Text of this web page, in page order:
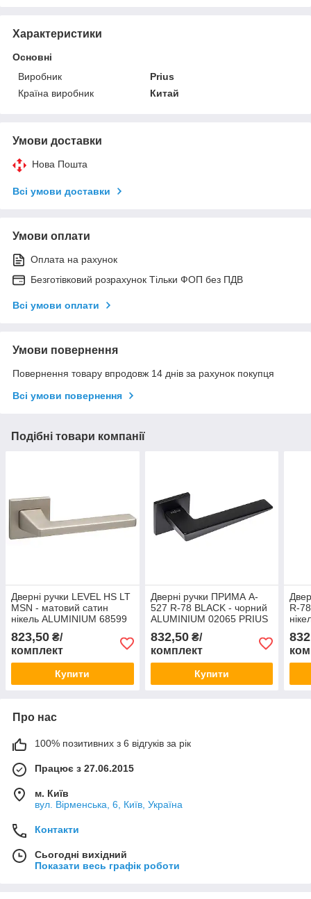
Характеристики
Основні
Виробник
Prius
Країна виробник
Китай
Умови доставки
Нова Пошта
Всі умови доставки
Умови оплати
Оплата на рахунок
Безготівковий розрахунок Тільки ФОП без ПДВ
Всі умови оплати
Умови повернення
Повернення товару впродовж 14 днів за рахунок покупця
Всі умови повернення
Подібні товари компанії
Дверні ручки LEVEL HS LT
MSN - матовий сатин
нікель ALUMINIUM 68599
SAFITA Китай
823,50 ₴/
комплект
Купити
Дверні ручки ПРИМА A-
527 R-78 BLACK - чорний
ALUMINIUM 02065 PRIUS
Китай
832,50₴/
комплект
Купити
R-
Про нас
100% позитивних з 6 відгуків за рік
Працює з 27.06.2015
м. Київ
вул. Вірменська, 6, Київ, Україна
Контакти
Сьогодні вихідний
Показати весь графік роботи